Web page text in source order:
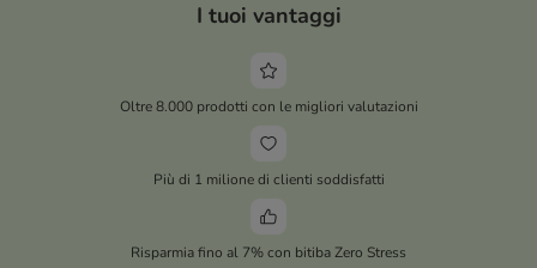
I tuoi vantaggi
Oltre 8.000 prodotti con le migliori valutazioni
Più di 1 milione di clienti soddisfatti
Risparmia fino al 7% con bitiba Zero Stress